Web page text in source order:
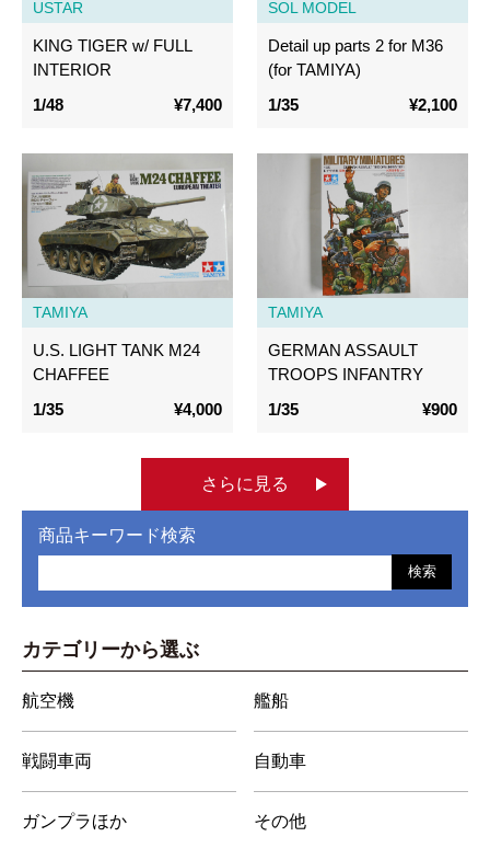
USTAR
KING TIGER w/ FULL
INTERIOR
1/48
¥7,400
SOL MODEL
Detail up parts 2 for M36
(for TAMIYA)
1/35
¥2,100
TAMIYA
U.S. LIGHT TANK M24
CHAFFEE
1/35
¥4,000
TAMIYA
GERMAN ASSAULT
TROOPS INFANTRY
1/35
¥900
さらに見る
商品キーワード検索
検索
カテゴリーから選ぶ
航空機 艦船
戦闘車両 自動車
ガンプラほか その他